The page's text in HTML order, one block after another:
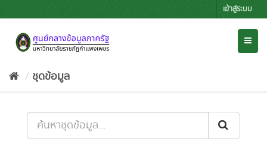
to
เข้าสู่ระบบ
ชุดข้อมูล